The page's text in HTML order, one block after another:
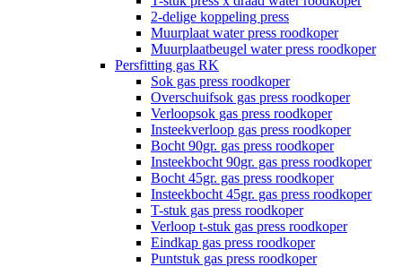
2-delige koppeling press
Muurplaat water press roodkoper
Muurplaatbeugel water press roodkoper
Persfitting gas RK
Sok gas press roodkoper
Overschuifsok gas press roodkoper
Verloopsok gas press roodkoper
Insteekverloop gas press roodkoper
Bocht 90gr. gas press roodkoper
Insteekbocht 90gr. gas press roodkoper
Bocht 45gr. gas press roodkoper
Insteekbocht 45gr. gas press roodkoper
T-stuk gas press roodkoper
Verloop t-stuk gas press roodkoper
Eindkap gas press roodkoper
Puntstuk gas press roodkoper